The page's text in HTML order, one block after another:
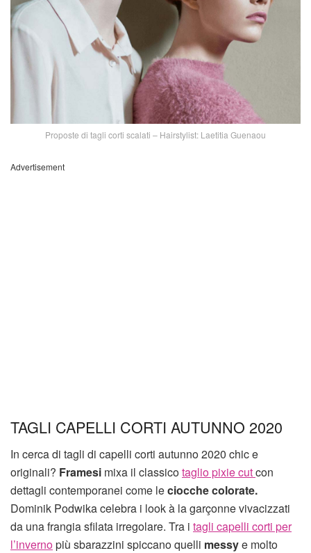
Proposte di tagli corti scalati – Hairstylist: Laetitia Guenaou
Advertisement
TAGLI CAPELLI CORTI AUTUNNO 2020
In cerca di tagli di capelli corti autunno 2020 chic e
originali? Framesi mixa il classicotaglio pixie cutcon
dettagli contemporanei come leciocche colorate.
Dominik Podwika celebra i look à la garçonne vivacizzati
da una frangia sfilata irregolare. Tra i tagli capelli corti per
l’invernopiù sbarazzini spiccano quelli messye molto